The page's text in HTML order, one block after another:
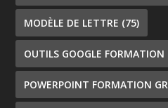
MODÈLE DE LETTRE (75)
OUTILS GOOGLE FORMATION
POWERPOINT FORMATION